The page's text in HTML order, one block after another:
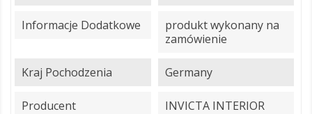
Informacje Dodatkowe
produkt wykonany na
zamówienie
Kraj Pochodzenia Germany
Producent INVICTA INTERIOR